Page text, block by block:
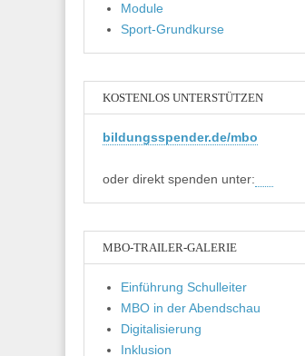
Module
Sport-Grundkurse
KOSTENLOS UNTERSTÜTZEN
bildungsspender.de/mbo
oder direkt spenden unter:
MBO-TRAILER-GALERIE
Einführung Schulleiter
MBO in der Abendschau
Digitalisierung
Inklusion